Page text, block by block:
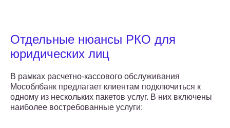
Отдельные нюансы РКО для
юридических лиц
В рамках расчетно-кассового обслуживания
Мособлбанк предлагает клиентам подключиться к
одному из нескольких пакетов услуг. В них включены
наиболее востребованные услуги: